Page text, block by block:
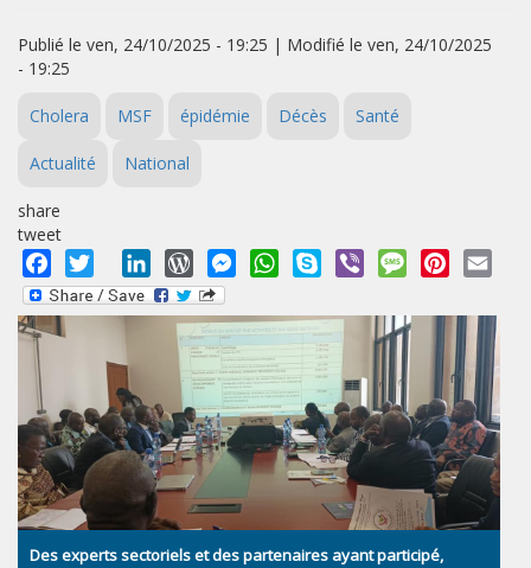
Publié le ven, 24/10/2025 - 19:25 | Modifié le ven, 24/10/2025
- 19:25
Cholera MSF épidémie Décès Santé
Actualité National
share
tweet
Facebook
Twitter LinkedInWordPressMessengerWhatsApp
Skype Viber MessagePinterest
Des experts sectoriels et des partenaires ayant participé,